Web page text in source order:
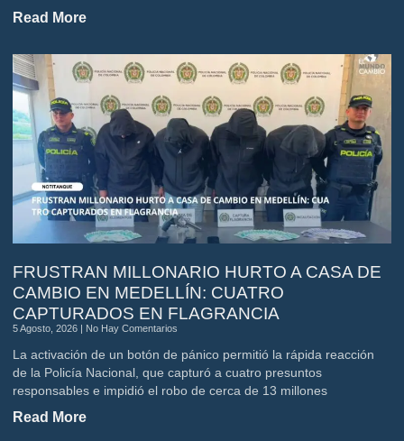
Read More
FRUSTRAN MILLONARIO HURTO A CASA DE
CAMBIO EN MEDELLÍN: CUATRO
CAPTURADOS EN FLAGRANCIA
5 Agosto, 2026 No Hay Comentarios
La activación de un botón de pánico permitió la rápida reacción
de la Policía Nacional, que capturó a cuatro presuntos
responsables e impidió el robo de cerca de 13 millones
Read More